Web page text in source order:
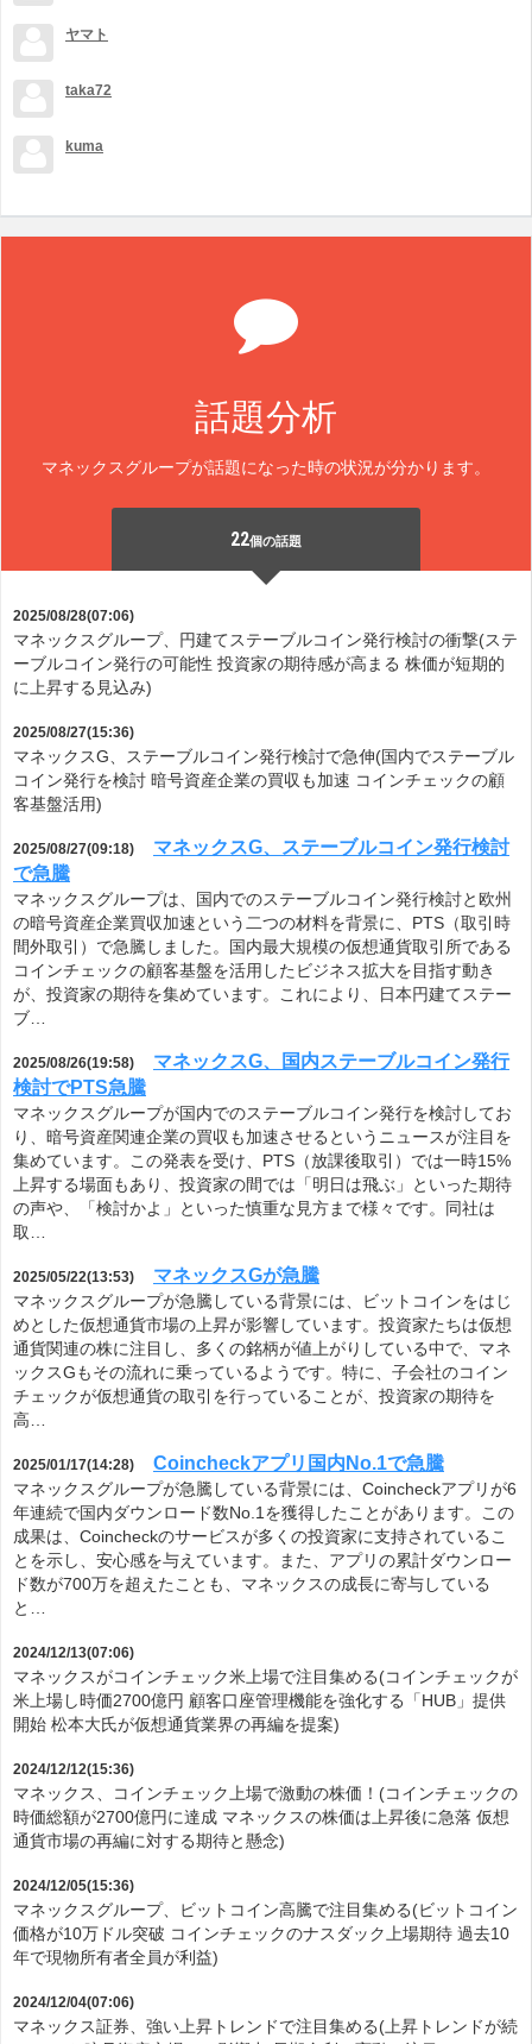
ヤマト
taka72
kuma
話題分析
マネックスグループが話題になった時の状況が分かります。
22個の話題
2025/08/28(07:06)
マネックスグループ、円建てステーブルコイン発行検討の衝撃(ステ
ーブルコイン発行の可能性 投資家の期待感が高まる 株価が短期的
に上昇する見込み)
2025/08/27(15:36)
マネックスG、ステーブルコイン発行検討で急伸(国内でステーブル
コイン発行を検討 暗号資産企業の買収も加速 コインチェックの顧
客基盤活用)
2025/08/27(09:18)
マネックスG、ステーブルコイン発行検討
で急騰
マネックスグループは、国内でのステーブルコイン発行検討と欧州
の暗号資産企業買収加速という二つの材料を背景に、PTS（取引時
間外取引）で急騰しました。国内最大規模の仮想通貨取引所である
コインチェックの顧客基盤を活用したビジネス拡大を目指す動き
が、投資家の期待を集めています。これにより、日本円建てステー
ブ…
2025/08/26(19:58)
マネックスG、国内ステーブルコイン発行
検討でPTS急騰
マネックスグループが国内でのステーブルコイン発行を検討してお
り、暗号資産関連企業の買収も加速させるというニュースが注目を
集めています。この発表を受け、PTS（放課後取引）では一時15%
上昇する場面もあり、投資家の間では「明日は飛ぶ」といった期待
の声や、「検討かよ」といった慎重な見方まで様々です。同社は
取…
2025/05/22(13:53) マネックスGが急騰
マネックスグループが急騰している背景には、ビットコインをはじ
めとした仮想通貨市場の上昇が影響しています。投資家たちは仮想
通貨関連の株に注目し、多くの銘柄が値上がりしている中で、マネ
ックスGもその流れに乗っているようです。特に、子会社のコイン
チェックが仮想通貨の取引を行っていることが、投資家の期待を
高…
2025/01/17(14:28) Coincheckアプリ国内No.1で急騰
マネックスグループが急騰している背景には、Coincheckアプリが6
年連続で国内ダウンロード数No.1を獲得したことがあります。この
成果は、Coincheckのサービスが多くの投資家に支持されているこ
とを示し、安心感を与えています。また、アプリの累計ダウンロー
ド数が700万を超えたことも、マネックスの成長に寄与している
と…
2024/12/13(07:06)
マネックスがコインチェック米上場で注目集める(コインチェックが
米上場し時価2700億円 顧客口座管理機能を強化する「HUB」提供
開始 松本大氏が仮想通貨業界の再編を提案)
2024/12/12(15:36)
マネックス、コインチェック上場で激動の株価！(コインチェックの
時価総額が2700億円に達成 マネックスの株価は上昇後に急落 仮想
通貨市場の再編に対する期待と懸念)
2024/12/05(15:36)
マネックスグループ、ビットコイン高騰で注目集める(ビットコイン
価格が10万ドル突破 コインチェックのナスダック上場期待 過去10
年で現物所有者全員が利益)
2024/12/04(07:06)
マネックス証券、強い上昇トレンドで注目集める(上昇トレンドが続